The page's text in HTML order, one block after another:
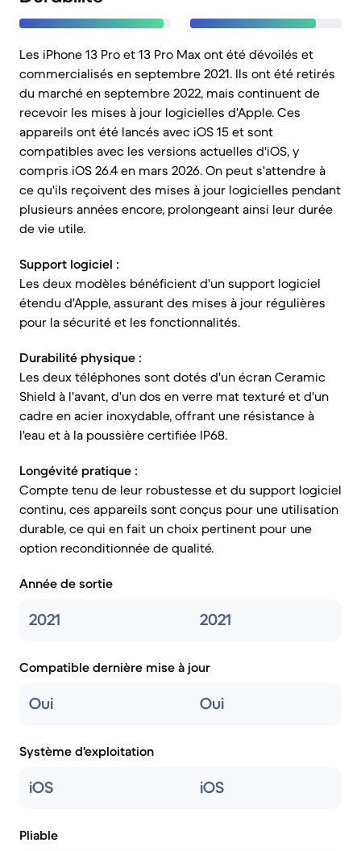
Les iPhone 13 Pro et 13 Pro Max ont été dévoilés et
commercialisés en septembre 2021. Ils ont été retirés
du marché en septembre 2022, mais continuent de
recevoir les mises à jour logicielles d'Apple. Ces
appareils ont été lancés avec iOS 15 et sont
compatibles avec les versions actuelles d'iOS, y
compris iOS 26.4 en mars 2026. On peut s'attendre à
ce qu'ils reçoivent des mises à jour logicielles pendant
plusieurs années encore, prolongeant ainsi leur durée
de vie utile.
Support logiciel :
Les deux modèles bénéficient d'un support logiciel
étendu d'Apple, assurant des mises à jour régulières
pour la sécurité et les fonctionnalités.
Durabilité physique :
Les deux téléphones sont dotés d'un écran Ceramic
Shield à l'avant, d'un dos en verre mat texturé et d'un
cadre en acier inoxydable, offrant une résistance à
l'eau et à la poussière certifiée IP68.
Longévité pratique :
Compte tenu de leur robustesse et du support logiciel
continu, ces appareils sont conçus pour une utilisation
durable, ce qui en fait un choix pertinent pour une
option reconditionnée de qualité.
Année de sortie
2021 2021
Compatible dernière mise à jour
Oui Oui
Système d'exploitation
iOS iOS
Pliable